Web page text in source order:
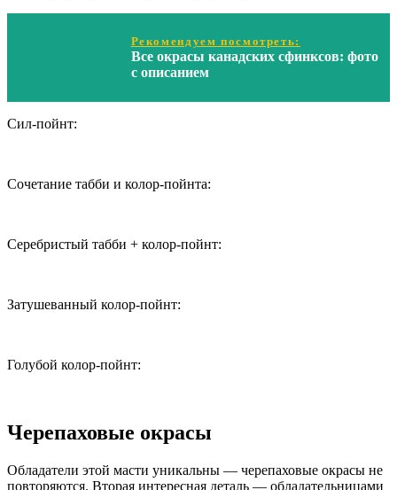
Рекомендуем посмотреть:
Все окрасы канадских сфинксов: фото
с описанием
Сил-пойнт:
Сочетание табби и колор-пойнта:
Серебристый табби + колор-пойнт:
Затушеванный колор-пойнт:
Голубой колор-пойнт:
Черепаховые окрасы
Обладатели этой масти уникальны — черепаховые окрасы не
повторяются. Вторая интересная деталь — обладательницами